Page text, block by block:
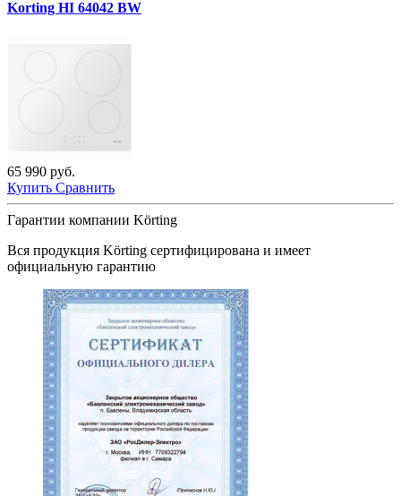
Korting HI 64042 BW
65 990 руб.
Купить Сравнить
Гарантии компании Körting
Вся продукция Körting сертифицирована и имеет
официальную гарантию